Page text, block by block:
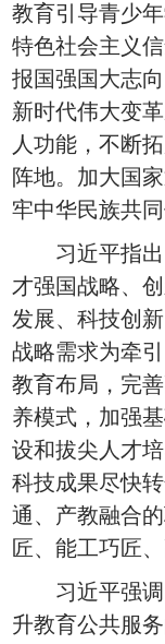
教育引导青少
特色社会主义
报国强国大志
新时代伟大变
人功能，不断
阵地。加大国
牢中华民族共同
习近平指出
才强国战略、
发展、科技创
战略需求为牵
教育布局，完
养模式，加强
设和拔尖人才
科技成果尽快
通、产教融合
匠、能工巧匠
习近平强调
升教育公共服